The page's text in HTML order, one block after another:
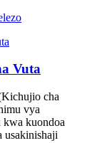
Vuta
cha
vya
kwa kuondoa
usakinishaji